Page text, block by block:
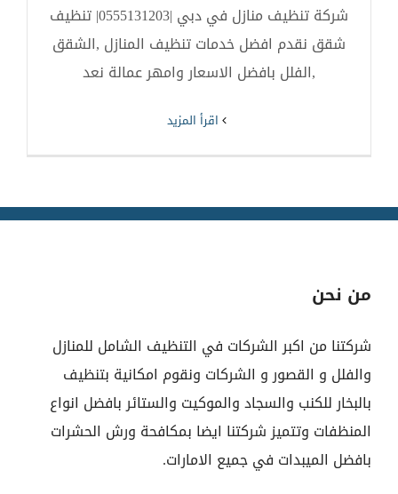
شركة تنظيف منازل في دبي |0555131203| تنظيف
شقق نقدم افضل خدمات تنظيف المنازل ,الشقق
,الفلل بافضل الاسعار وامهر عمالة نعد
من نحن
شركتنا من اكبر الشركات في التنظيف الشامل للمنازل
والفلل و القصور و الشركات ونقوم امكانية بتنظيف
بالبخار للكنب والسجاد والموكيت والستائر بافضل انواع
المنظفات وتتميز شركتنا ايضا بمكافحة ورش الحشرات
بافضل الميبدات في جميع الامارات.